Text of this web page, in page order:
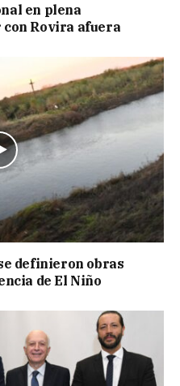
en plena
Rovira afuera
definieron obras
de El Niño